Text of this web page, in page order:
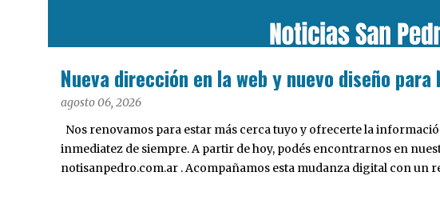
Nueva dirección en la web y nuevo diseño
agosto 06, 2026
Nos renovamos para estar más cerca tuyo y ofrecerte la
inmediatez de siempre. A partir de hoy, podés encontrarnos en
notisanpedro.com.ar . Acompañamos esta mudanza digital con un